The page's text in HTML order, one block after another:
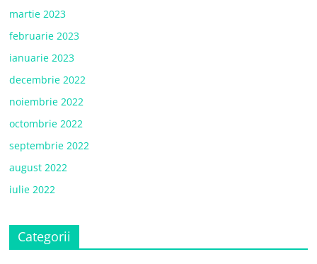
martie 2023
februarie 2023
ianuarie 2023
decembrie 2022
noiembrie 2022
octombrie 2022
septembrie 2022
august 2022
iulie 2022
Categorii